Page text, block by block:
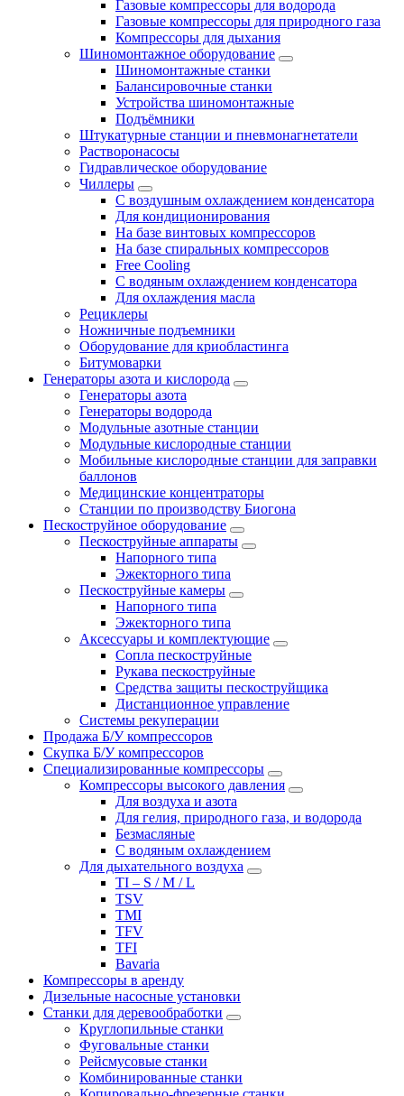
Газовые компрессоры для водорода
Газовые компрессоры для природного газа
Компрессоры для дыхания
Шиномонтажное оборудование
Шиномонтажные станки
Балансировочные станки
Устройства шиномонтажные
Подъёмники
Штукатурные станции и пневмонагнетатели
Растворонасосы
Гидравлическое оборудование
Чиллеры
С воздушным охлаждением конденсатора
Для кондиционирования
На базе винтовых компрессоров
На базе спиральных компрессоров
Free Cooling
С водяным охлаждением конденсатора
Для охлаждения масла
Рециклеры
Ножничные подъемники
Оборудование для криобластинга
Битумоварки
Генераторы азота и кислорода
Генераторы азота
Генераторы водорода
Модульные азотные станции
Модульные кислородные станции
Мобильные кислородные станции для заправки
баллонов
Медицинские концентраторы
Станции по производству Биогона
Пескоструйное оборудование
Пескоструйные аппараты
Напорного типа
Эжекторного типа
Пескоструйные камеры
Напорного типа
Эжекторного типа
Аксессуары и комплектующие
Сопла пескоструйные
Рукава пескоструйные
Средства защиты пескоструйщика
Дистанционное управление
Системы рекуперации
Продажа Б/У компрессоров
Скупка Б/У компрессоров
Специализированные компрессоры
Компрессоры высокого давления
Для воздуха и азота
Для гелия, природного газа, и водорода
Безмасляные
С водяным охлаждением
Для дыхательного воздуха
TI – S / M / L
TSV
TMI
TFV
TFI
Bavaria
Компрессоры в аренду
Дизельные насосные установки
Станки для деревообработки
Круглопильные станки
Фуговальные станки
Рейсмусовые станки
Комбинированные станки